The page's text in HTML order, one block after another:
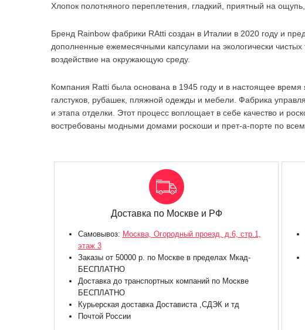
Хлопок полотняного переплетения, гладкий, приятный на
Бренд Rainbow фабрики RAtti создан в Италии в 2020 году и
дополненные ежемесячными капсулами на экологически
воздействие на окружающую среду.
Компания Ratti была основана в 1945 году и в настоящее
галстуков, рубашек, пляжной одежды и мебели. Фабрика
и этапа отделки. Этот процесс воплощает в себе качество и
востребованы модными домами роскоши и прет-а-порте по
Доставка по Москве и РФ
Самовывоз: Москва, Огородный проезд, д.6, стр.1,
этаж 3
Заказы от 50000 р. по Москве в пределах Мкад-
БЕСПЛАТНО
Доставка до транспортных компаний по Москве
БЕСПЛАТНО
Курьерская доставка Достависта ,СДЭК и тд
Почтой России